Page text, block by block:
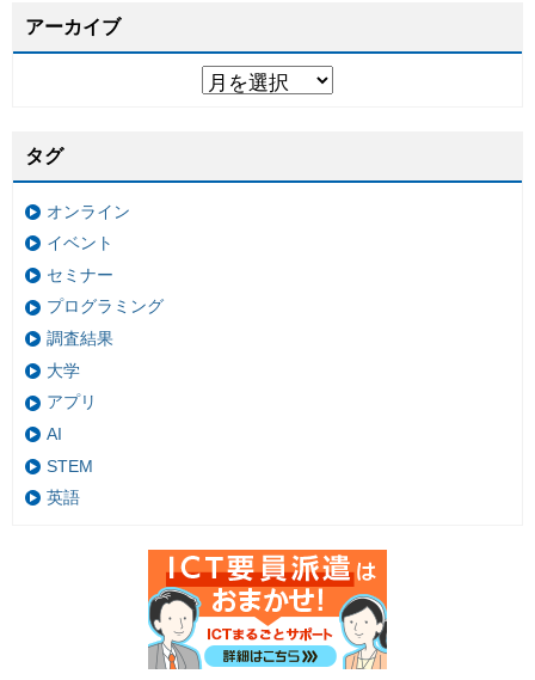
アーカイブ
タグ
オンライン
イベント
セミナー
プログラミング
調査結果
大学
アプリ
AI
STEM
英語